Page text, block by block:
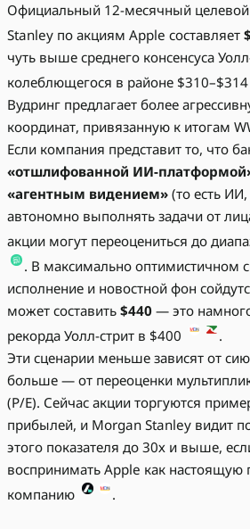
Официальный 12-месячный
Stanley по акциям Apple составляет
чуть выше среднего консенсуса
колеблющегося в районе $310–$314
Вудринг предлагает более
координат, привязанную к итогам
Если компания представит то, что
«отшлифованной ИИ-
«агентным видением» (то есть
автономно выполнять задачи от
акции могут переоцениться до
. В максимально оптимистичном
исполнение и новостной фон
может составить $440 — это
рекорда Уолл-стрит в $400
.
Эти сценарии меньше зависят от
больше — от переоценки
(P/E). Сейчас акции торгуются
прибылей, и Morgan Stanley видит
этого показателя до 30х и выше,
воспринимать Apple как
компанию
.